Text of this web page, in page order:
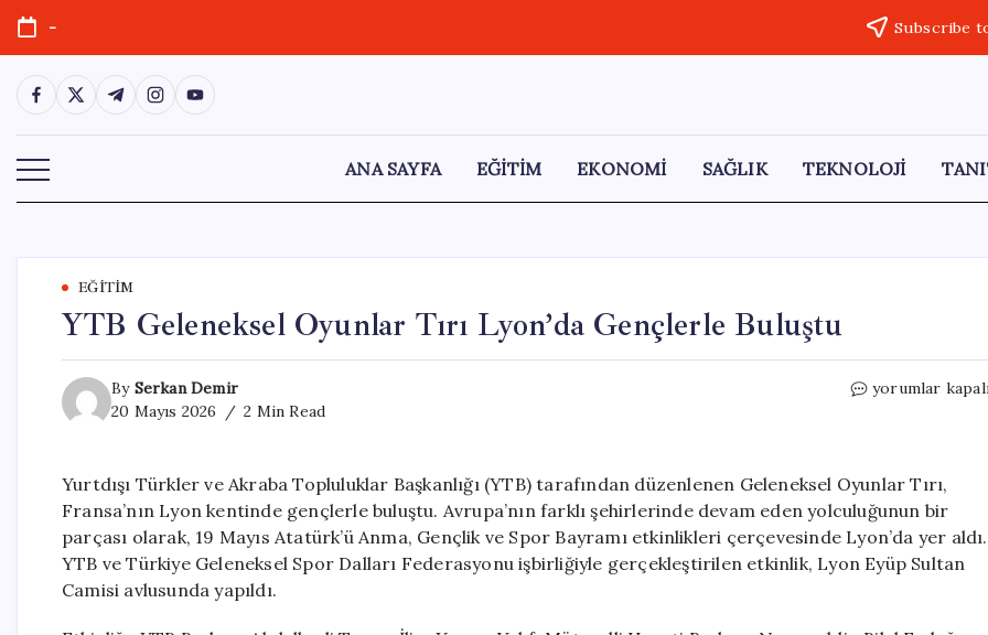
Skip
content
- Subscribe
https://www.facebook.com/
https://twitter.com/
https://t.me/
https://www.instagram.com/
https://youtube.com/
ANA SAYFA EĞİTİM EKONOMİ SAĞLIK TEKNOLOJİ
EĞITIM
YTB Geleneksel Oyunlar Tırı Lyon’da Gençlerle Buluştu
By Serkan Demir
20 Mayıs 2026
2 Min Read
YTB
Lyon’da
Gençlerle
Buluştu
için
yorumlar
Yurtdışı Türkler ve Akraba Topluluklar Başkanlığı (YTB) tarafından düzenlenen Geleneksel Oyunlar Tırı,
Fransa’nın Lyon kentinde gençlerle buluştu. Avrupa’nın farklı şehirlerinde devam eden yolculuğunun bir
parçası olarak, 19 Mayıs Atatürk’ü Anma, Gençlik ve Spor Bayramı etkinlikleri çerçevesinde Lyon’da yer aldı.
YTB ve Türkiye Geleneksel Spor Dalları Federasyonu işbirliğiyle gerçekleştirilen etkinlik, Lyon Eyüp Sultan
Camisi avlusunda yapıldı.